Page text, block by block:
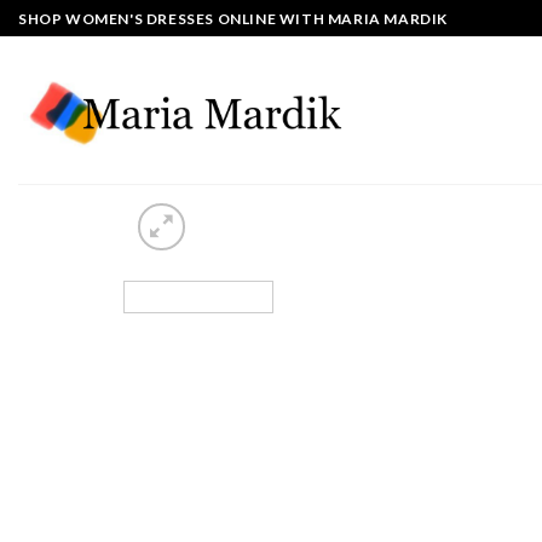
Skip
to
SHOP WOMEN'S DRESSES ONLINE WITH MARIA MARDIK